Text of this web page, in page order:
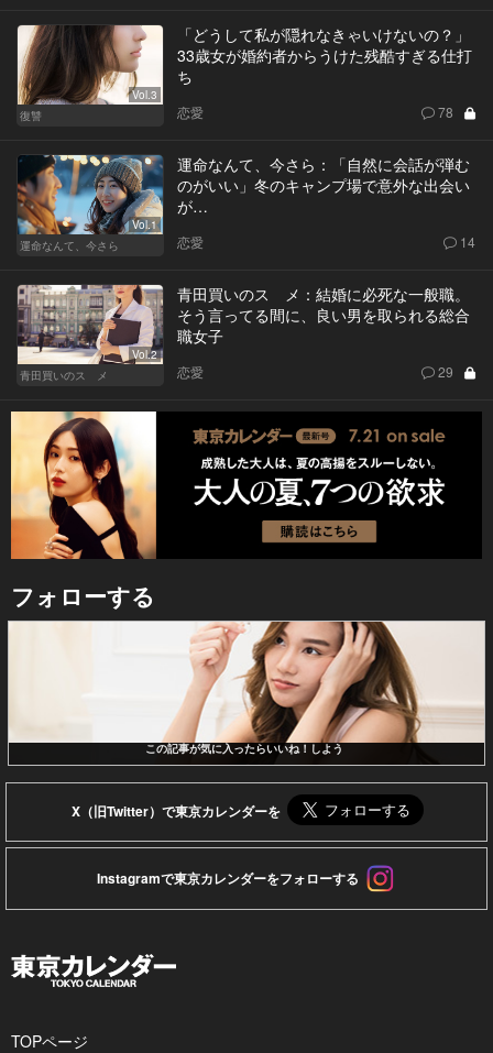
Vol.3
復讐
「どうして私が隠れなきゃいけないの？」
33歳女が婚約者からうけた残酷すぎる仕打
ち
恋愛 78
Vol.1
運命なんて、今さら
運命なんて、今さら：「自然に会話が弾む
のがいい」冬のキャンプ場で意外な出会い
が…
恋愛 14
Vol.2
青田買いのスゝメ
青田買いのスゝメ：結婚に必死な一般職。
そう言ってる間に、良い男を取られる総合
職女子
恋愛 29
フォローする
この記事が気に入ったらいいね！しよう
X（旧Twitter）で東京カレンダーを
Instagramで東京カレンダーをフォローする
TOPページ